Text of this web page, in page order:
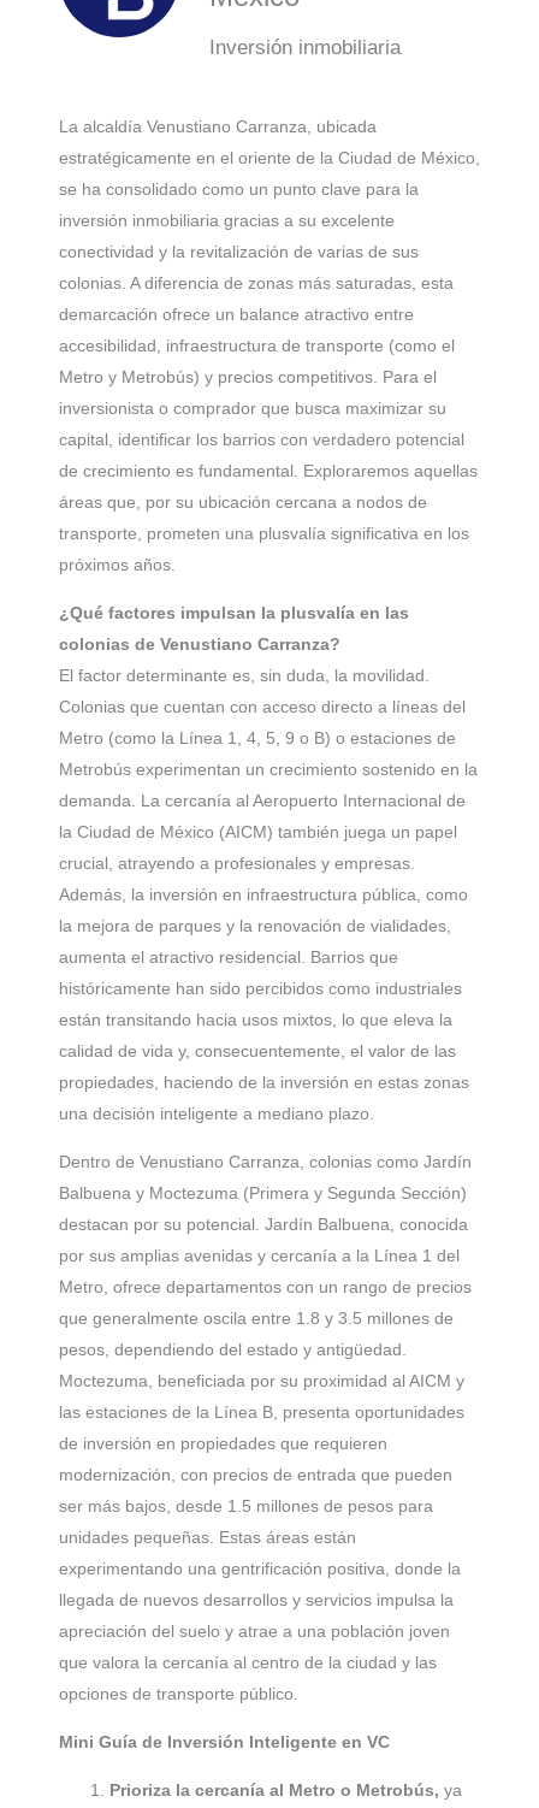
Inversión inmobiliaria
La alcaldía Venustiano Carranza, ubicada
estratégicamente en el oriente de la Ciudad de México,
se ha consolidado como un punto clave para la
inversión inmobiliaria gracias a su excelente
conectividad y la revitalización de varias de sus
colonias. A diferencia de zonas más saturadas, esta
demarcación ofrece un balance atractivo entre
accesibilidad, infraestructura de transporte (como el
Metro y Metrobús) y precios competitivos. Para el
inversionista o comprador que busca maximizar su
capital, identificar los barrios con verdadero potencial
de crecimiento es fundamental. Exploraremos aquellas
áreas que, por su ubicación cercana a nodos de
transporte, prometen una plusvalía significativa en los
próximos años.
¿Qué factores impulsan la plusvalía en las
colonias de Venustiano Carranza?
El factor determinante es, sin duda, la movilidad.
Colonias que cuentan con acceso directo a líneas del
Metro (como la Línea 1, 4, 5, 9 o B) o estaciones de
Metrobús experimentan un crecimiento sostenido en la
demanda. La cercanía al Aeropuerto Internacional de
la Ciudad de México (AICM) también juega un papel
crucial, atrayendo a profesionales y empresas.
Además, la inversión en infraestructura pública, como
la mejora de parques y la renovación de vialidades,
aumenta el atractivo residencial. Barrios que
históricamente han sido percibidos como industriales
están transitando hacia usos mixtos, lo que eleva la
calidad de vida y, consecuentemente, el valor de las
propiedades, haciendo de la inversión en estas zonas
una decisión inteligente a mediano plazo.
Dentro de Venustiano Carranza, colonias como Jardín
Balbuena y Moctezuma (Primera y Segunda Sección)
destacan por su potencial. Jardín Balbuena, conocida
por sus amplias avenidas y cercanía a la Línea 1 del
Metro, ofrece departamentos con un rango de precios
que generalmente oscila entre 1.8 y 3.5 millones de
pesos, dependiendo del estado y antigüedad.
Moctezuma, beneficiada por su proximidad al AICM y
las estaciones de la Línea B, presenta oportunidades
de inversión en propiedades que requieren
modernización, con precios de entrada que pueden
ser más bajos, desde 1.5 millones de pesos para
unidades pequeñas. Estas áreas están
experimentando una gentrificación positiva, donde la
llegada de nuevos desarrollos y servicios impulsa la
apreciación del suelo y atrae a una población joven
que valora la cercanía al centro de la ciudad y las
opciones de transporte público.
Mini Guía de Inversión Inteligente en VC
Prioriza la cercanía al Metro o Metrobús, ya